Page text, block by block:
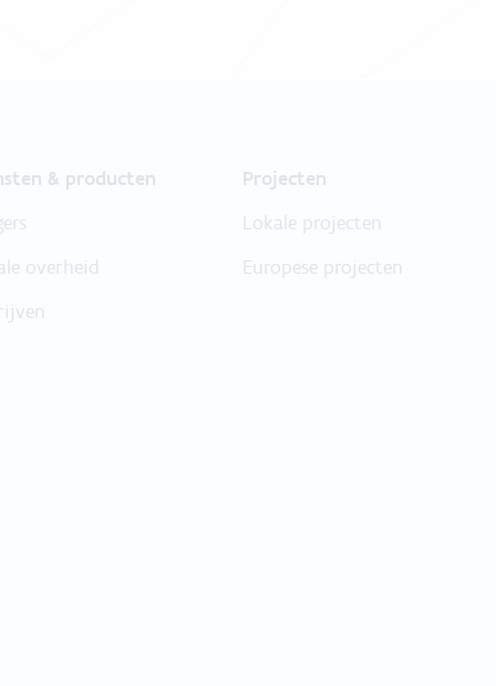
& producten
overheid
Projecten
Lokale projecten
Europese projecten